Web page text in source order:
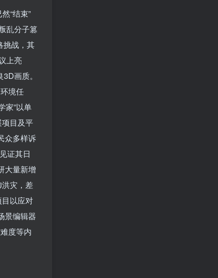
“结束”
乱分子篡
挑战，其
上亮
画质。
环境任
家”以单
目及平
众多样诉
证其日
大量新增
灾，差
以应对
景编辑器
度等内